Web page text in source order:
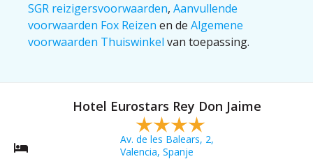
SGR reizigersvoorwaarden, Aanvullende
voorwaarden Fox Reizen en de Algemene
voorwaarden Thuiswinkel van toepassing.
Hotel Eurostars Rey Don Jaime
Av. de les Balears, 2,
Valencia, Spanje